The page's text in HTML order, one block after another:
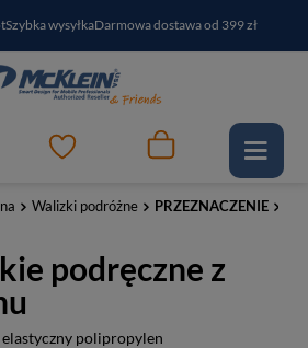
Szybka wysyłkaDarmowa dostawa od 399 zł
dniZapisz się do newslettera i odbierz RABAT
Walizki podróżne PRZEZNACZENIE
podręczne z
polipropylen